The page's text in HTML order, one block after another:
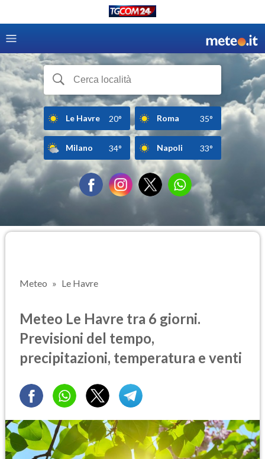
Le Havre 20° Roma 35°
Milano 34° Napoli 33°
Meteo Le Havre
Meteo Le Havre tra 6 giorni.
Previsioni del tempo,
precipitazioni, temperatura e venti